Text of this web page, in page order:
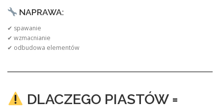
NAPRAWA:
✔ spawanie
✔ wzmacnianie
✔ odbudowa elementów
DLACZEGO PIASTÓW =